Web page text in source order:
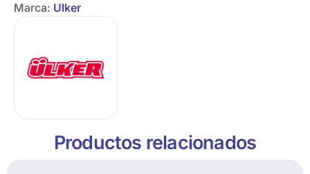
Marca: Ulker
Productos relacionados